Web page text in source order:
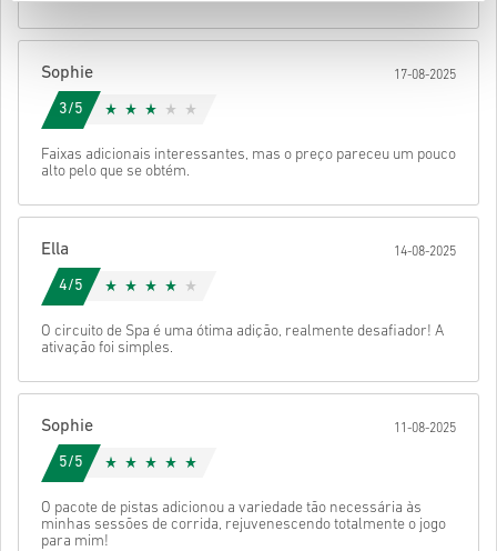
aceder ao teu código.
Sophie 17-08-2025
3/5
Faixas adicionais interessantes, mas o preço pareceu um pouco
alto pelo que se obtém.
Ella 14-08-2025
4/5
O circuito de Spa é uma ótima adição, realmente desafiador! A
ativação foi simples.
Sophie 11-08-2025
5/5
O pacote de pistas adicionou a variedade tão necessária às
minhas sessões de corrida, rejuvenescendo totalmente o jogo
para mim!